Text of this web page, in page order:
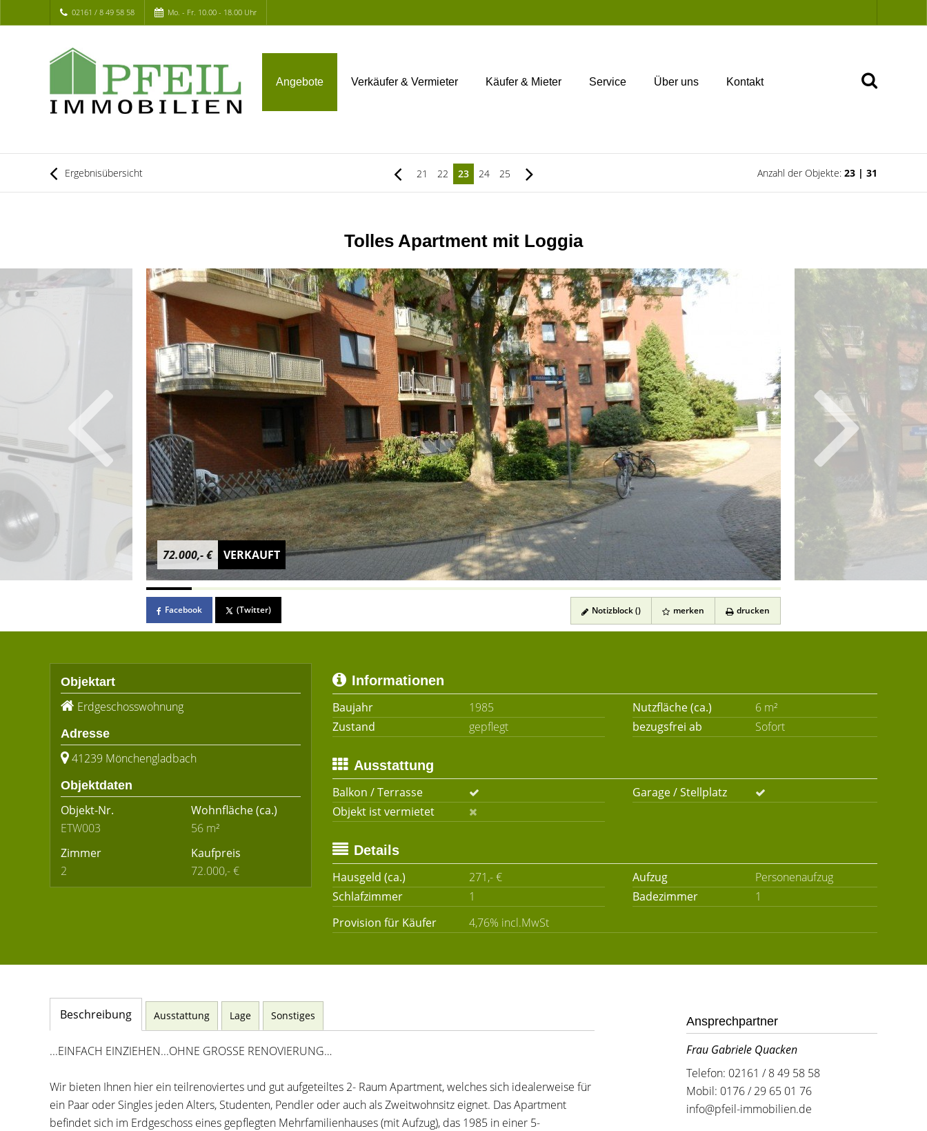
02161 / 8 49 58 58 Mo. - Fr. 10.00 - 18.00 Uhr
Angebote Verkäufer & Vermieter Käufer & Mieter Service Über uns Kontakt
Ergebnisübersicht 21 22 23 24 25 Anzahl der Objekte: 23 | 31
Tolles Apartment mit Loggia
72.000,- € VERKAUFT
Facebook (Twitter) Notizblock () merken drucken
Objektart
Erdgeschosswohnung
Adresse
41239 Mönchengladbach
Objektdaten
Objekt-Nr.
ETW003
Wohnfläche(ca.)
56 m²
Zimmer
2
Kaufpreis
72.000,- €
Informationen
Baujahr
1985 Nutzfläche (ca.)
6 m²
Zustand
gepflegt bezugsfrei ab Sofort
Ausstattung
Balkon / Terrasse
Garage / Stellplatz
Objekt ist vermietet
Details
Hausgeld (ca.)
271,- € Aufzug
Personenaufzug
Schlafzimmer
1 Badezimmer
1
Provision für Käufer
4,76% incl.MwSt
Beschreibung Ausstattung Lage Sonstiges
...EINFACH EINZIEHEN...OHNE GROSSE RENOVIERUNG…
Wir bieten Ihnen hier ein teilrenoviertes und gut aufgeteiltes 2- Raum Apartment, welches sich idealerweise für
ein Paar oder Singles jeden Alters, Studenten, Pendler oder auch als Zweitwohnsitz eignet. Das Apartment
befindet sich im Erdgeschoss eines gepflegten Mehrfamilienhauses (mit Aufzug), das 1985 in einer 5-
Ansprechpartner
Frau Gabriele Quacken
Telefon: 02161 / 8 49 58 58
Mobil: 0176 / 29 65 01 76
info@pfeil-immobilien.de